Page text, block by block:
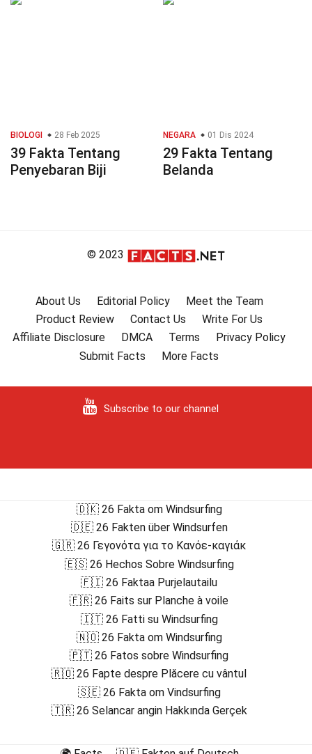
BIOLOGI 28 Feb 2025
39 Fakta Tentang
Penyebaran Biji
NEGARA 01 Dis 2024
29 Fakta Tentang
Belanda
© 2023
About Us Editorial Policy
Meet the Team
Product Review
Contact Us
Write For Us
Affiliate Disclosure
DMCA Terms
Privacy Policy
Submit Facts
More Facts
Subscribe to our channel
🇩🇰 26 Fakta om Windsurfing
🇩🇪 26 Fakten über Windsurfen
🇬🇷 26 Γεγονότα για το Κανόε-καγιάκ
🇪🇸 26 Hechos Sobre Windsurfing
🇫🇮 26 Faktaa Purjelautailu
🇫🇷 26 Faits sur Planche à voile
🇮🇹 26 Fatti su Windsurfing
🇳🇴 26 Fakta om Windsurfing
🇵🇹 26 Fatos sobre Windsurfing
🇷🇴 26 Fapte despre Plăcere cu vântul
🇸🇪 26 Fakta om Vindsurfing
🇹🇷 26 Selancar angin Hakkında Gerçek